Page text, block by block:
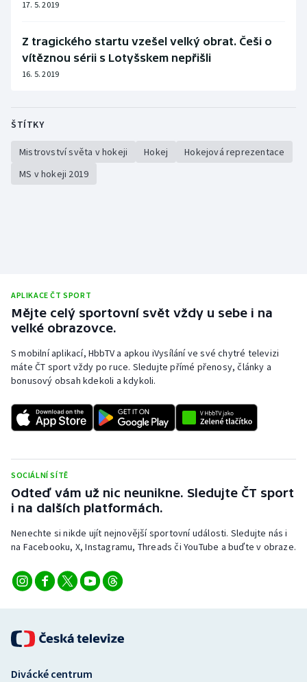
17. 5. 2019
Z tragického startu vzešel velký obrat. Češi o
vítěznou sérii s Lotyšskem nepřišli
16. 5. 2019
ŠTÍTKY
Mistrovství světa v hokeji Hokej
Hokejová reprezentace
MS v hokeji 2019
APLIKACE ČT SPORT
Mějte celý sportovní svět vždy u sebe i na
velké obrazovce.
S mobilní aplikací, HbbTV a apkou iVysílání ve své chytré televizi
máte ČT sport vždy po ruce. Sledujte přímé přenosy, články a
bonusový obsah kdekoli a kdykoli.
SOCIÁLNÍ SÍTĚ
Odteď vám už nic neunikne. Sledujte ČT sport
i na dalších platformách.
Nenechte si nikde ujít nejnovější sportovní události. Sledujte nás i
na Facebooku, X, Instagramu, Threads či YouTube a buďte v obraze.
Divácké centrum